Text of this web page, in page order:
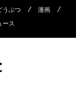
うぶつ
漫画
ース